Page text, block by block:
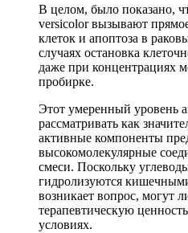
В целом, было показано,
versicolor вызывают
клеток и апоптоза в
случаях остановка
даже при концентрациях
пробирке.
Этот умеренный уровень
рассматривать как
активные компоненты
высокомолекулярные
смеси. Поскольку
гидролизуются
возникает вопрос, могут
терапевтическую
условиях.